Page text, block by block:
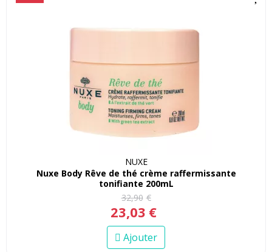
NUXE
Nuxe Body Rêve de thé crème raffermissante
tonifiante 200mL
32,90 €
23,03 €
Ajouter